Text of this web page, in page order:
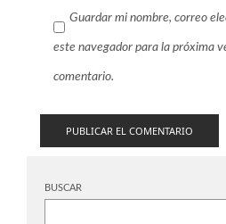
Guardar mi nombre, correo
este navegador para la próxima
comentario.
BUSCAR